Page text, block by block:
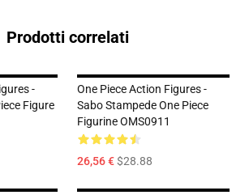
Prodotti correlati
-
Figure
One Piece Action Figures -
Sabo Stampede One Piece
Figurine OMS0911
26,56 €$28.88